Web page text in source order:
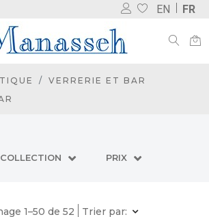
EN FR
VERRERIE ET BAR
COLLECTION PRIX
1–50 de 52 Trier par: